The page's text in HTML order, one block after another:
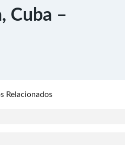
Cuba –
Relacionados